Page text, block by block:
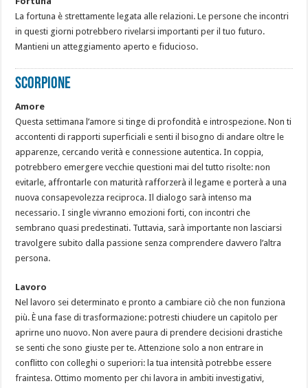
La fortuna è strettamente legata alle relazioni. Le persone che incontri
in questi giorni potrebbero rivelarsi importanti per il tuo futuro.
Mantieni un atteggiamento aperto e fiducioso.
SCORPIONE
Amore
Questa settimana l’amore si tinge di profondità e introspezione. Non ti
accontenti di rapporti superficiali e senti il bisogno di andare oltre le
apparenze, cercando verità e connessione autentica. In coppia,
potrebbero emergere vecchie questioni mai del tutto risolte: non
evitarle, affrontarle con maturità rafforzerà il legame e porterà a una
nuova consapevolezza reciproca. Il dialogo sarà intenso ma
necessario. I single vivranno emozioni forti, con incontri che
sembrano quasi predestinati. Tuttavia, sarà importante non lasciarsi
travolgere subito dalla passione senza comprendere davvero l’altra
persona.
Lavoro
Nel lavoro sei determinato e pronto a cambiare ciò che non funziona
più. È una fase di trasformazione: potresti chiudere un capitolo per
aprirne uno nuovo. Non avere paura di prendere decisioni drastiche
se senti che sono giuste per te. Attenzione solo a non entrare in
conflitto con colleghi o superiori: la tua intensità potrebbe essere
fraintesa. Ottimo momento per chi lavora in ambiti investigativi,